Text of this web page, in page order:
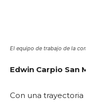
El equipo de trabajo de la
Edwin Carpio San
Con una